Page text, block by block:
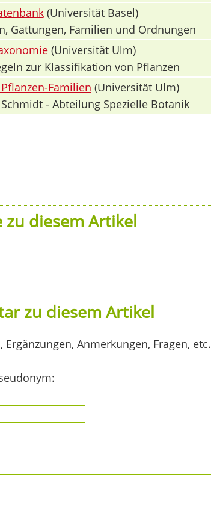
(Universität Basel)
Gattungen, Familien und Ordnungen
(Universität Ulm)
zur Klassifikation von Pflanzen
Familien (Universität Ulm)
- Abteilung Spezielle Botanik
diesem Artikel
zu diesem Artikel
Ergänzungen, Anmerkungen, Fragen, etc.